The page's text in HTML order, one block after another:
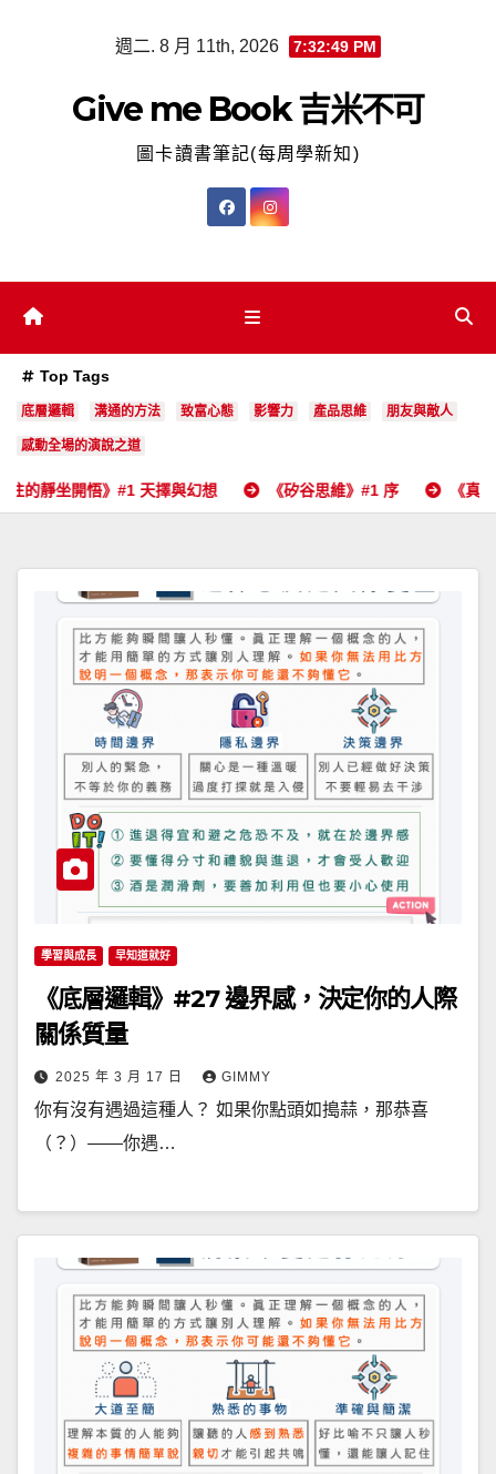
週二. 8 月 11th, 2026 7:32:50 PM
Give me Book 吉米不可
圖卡讀書筆記(每周學新知)
Top Tags
底層邏輯 溝通的方法 致富心態 影響力 產品思維 朋友與敵人
感動全場的演說之道
悟》#1 天擇與幻想 《矽谷思維》#1 序 《真確》#1 二
學習與成長 早知道就好
《底層邏輯》#27 邊界感，決定你的人際
關係質量
2025 年 3 月 17 日 GIMMY
你有沒有遇過這種人？ 如果你點頭如搗蒜，那恭喜
（？）——你遇…